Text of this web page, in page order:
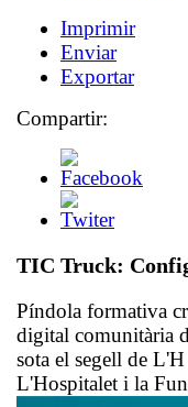
Imprimir
Enviar
Exportar
Compartir:
TIC Truck:
Píndola formativa
digital comunitària
sota el segell de
L'Hospitalet i la